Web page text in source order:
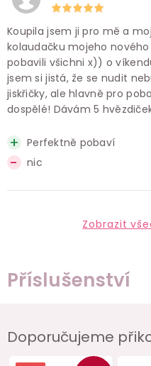
Příslušenství
Koupila jsem ji pro mě a
kolaudačku mojeho
pobavili všichni x)) o
jsem si jistá, že se nudit
jiskřičky, ale hlavně pro
dospělé! Dávám 5
Perfektně pobaví
nic
Zobrazit
Doporučujeme